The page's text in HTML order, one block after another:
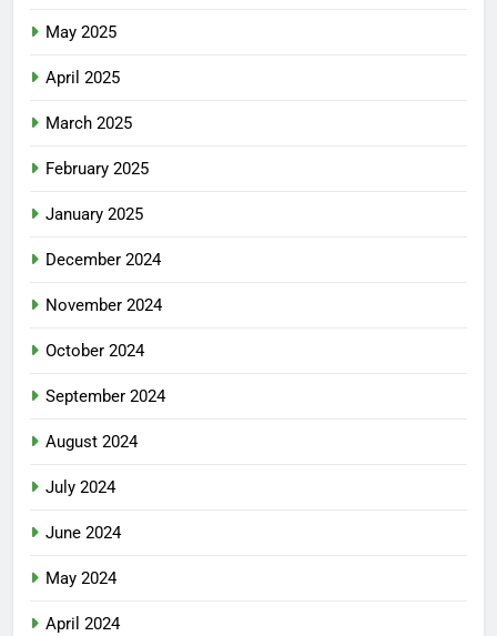
May 2025
April 2025
March 2025
February 2025
January 2025
December 2024
November 2024
October 2024
September 2024
August 2024
July 2024
June 2024
May 2024
April 2024